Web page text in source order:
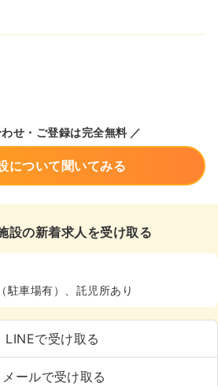
せ・ご登録は完全無料 ／
について聞いてみる
設の新着求人を受け取る
駐車場有）、託児所あり
LINEで受け取る
メールで受け取る